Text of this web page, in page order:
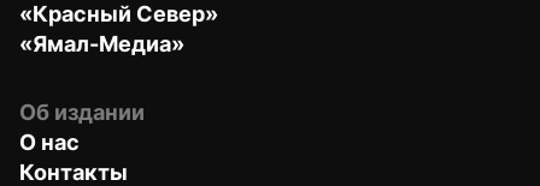
«Красный Север»
«Ямал-Медиа»
Об издании
О нас
Контакты